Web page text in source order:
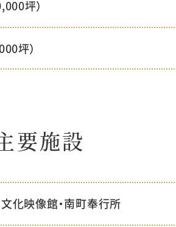
坪）
坪）
要施設
文化映像館・南町奉行所